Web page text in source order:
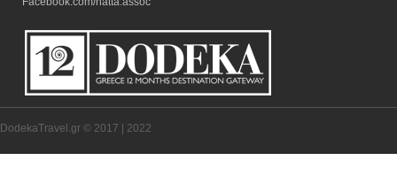
DodekaTravel.gr © 2017 | 2022